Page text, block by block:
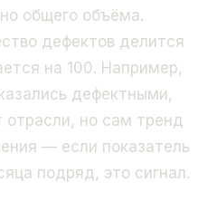
общего объёма.
дефектов делится
на 100. Например,
дефектными,
отрасли, но сам тренд
— если показатель
подряд, это сигнал.